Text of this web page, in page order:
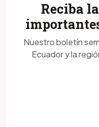
Reciba
Nuestro boletín
Ecuador y la